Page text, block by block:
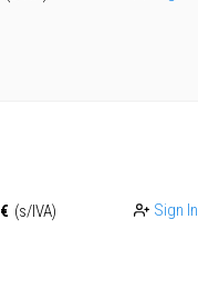
€ (s/IVA) Sign In